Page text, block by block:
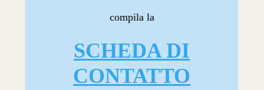
compila la
SCHEDA DI
CONTATTO